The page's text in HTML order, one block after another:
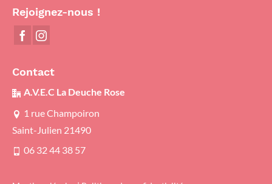
Rejoignez-nous !
Contact
A.V.E.C La Deuche Rose
1 rue Champoiron
Saint-Julien 21490
06 32 44 38 57